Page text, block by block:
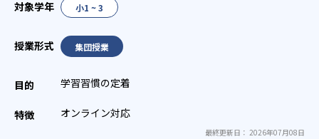
小1 ~ 3
集団授業
学習習慣の定着
オンライン対応
最終更新日： 2026年07月08日